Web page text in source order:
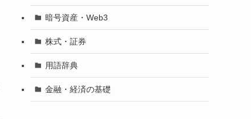
暗号資産・Web3
株式・証券
用語辞典
金融・経済の基礎